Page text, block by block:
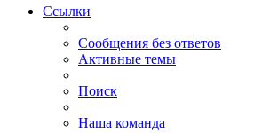
Ссылки
Сообщения без ответов
Активные темы
Поиск
Наша команда